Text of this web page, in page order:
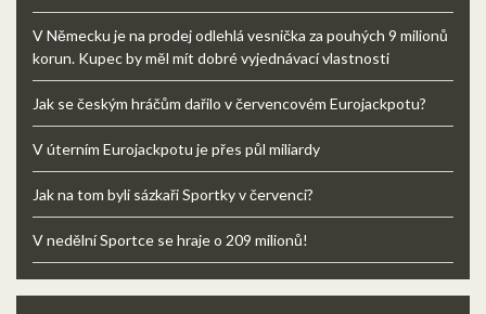
V Německu je na prodej odlehlá vesnička za pouhých 9 milionů
korun. Kupec by měl mít dobré vyjednávací vlastnosti
Jak se českým hráčům dařilo v červencovém Eurojackpotu?
V úterním Eurojackpotu je přes půl miliardy
Jak na tom byli sázkaři Sportky v červenci?
V nedělní Sportce se hraje o 209 milionů!